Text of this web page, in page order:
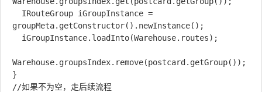
groupMeta.getConstructor().newInstance();
Warehouse.groupsIndex.remove(postcard.getGroup());
}
//如果不为空，走后续流程